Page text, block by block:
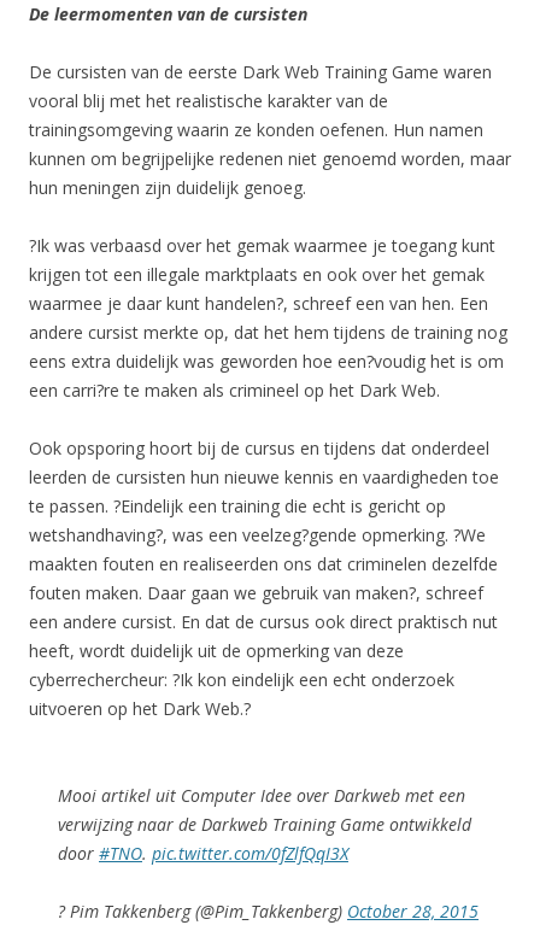
De leermomenten van de cursisten
De cursisten van de eerste Dark Web Training Game waren
vooral blij met het realistische karakter van de
trainingsomgeving waarin ze konden oefenen. Hun namen
kunnen om begrijpelijke redenen niet genoemd worden, maar
hun meningen zijn duidelijk genoeg.
?Ik was verbaasd over het gemak waarmee je toegang kunt
krijgen tot een illegale marktplaats en ook over het gemak
waarmee je daar kunt handelen?, schreef een van hen. Een
andere cursist merkte op, dat het hem tijdens de training nog
eens extra duidelijk was geworden hoe een?voudig het is om
een carri?re te maken als crimineel op het Dark Web.
Ook opsporing hoort bij de cursus en tijdens dat onderdeel
leerden de cursisten hun nieuwe kennis en vaardigheden toe
te passen. ?Eindelijk een training die echt is gericht op
wetshandhaving?, was een veelzeg?gende opmerking. ?We
maakten fouten en realiseerden ons dat criminelen dezelfde
fouten maken. Daar gaan we gebruik van maken?, schreef
een andere cursist. En dat de cursus ook direct praktisch nut
heeft, wordt duidelijk uit de opmerking van deze
cyberrechercheur: ?Ik kon eindelijk een echt onderzoek
uitvoeren op het Dark Web.?
Mooi artikel uit Computer Idee over Darkweb met een
verwijzing naar de Darkweb Training Game ontwikkeld
door #TNO. pic.twitter.com/0fZlfQqI3X
? Pim Takkenberg (@Pim_Takkenberg) October 28, 2015